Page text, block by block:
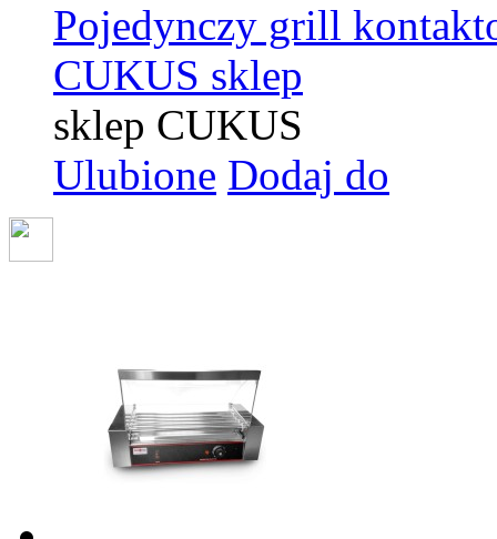
Pojedynczy grill
CUKUS sklep
sklep CUKUS
Ulubione Dodaj do